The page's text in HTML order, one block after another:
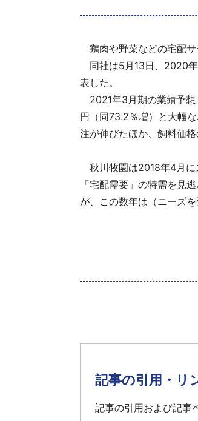
鶏肉や野菜などの宅配サ
同社は5月13日、2020年
表した。
2021年3月期の業績予想
円（同73.2％増）と大幅
注が伸びたほか、飼料価
秋川牧園は2018年4月に
「宅配需要」の特需を見
が、この数年は（ニーズ
記事の引用・リ
記事の引用および記事